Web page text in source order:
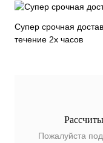
Супер срочная
течение 2х часов
Пожалуйста